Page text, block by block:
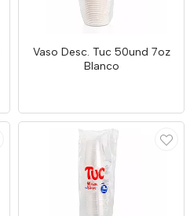
Vaso Desc. Tuc 50und 7oz
Blanco